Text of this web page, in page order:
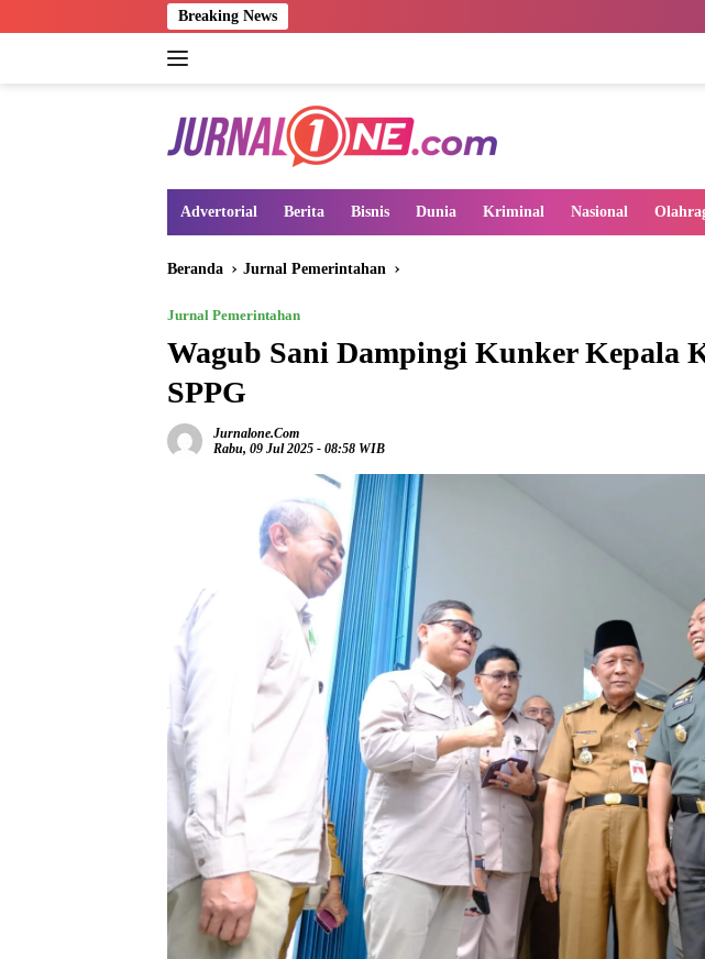
ke
Breaking News Karhutla di
Advertorial Berita Bisnis Dunia Kriminal Nasional
Beranda Jurnal Pemerintahan
Jurnal Pemerintahan
Wagub Sani Dampingi Kunker Kepala
SPPG
Jurnalone.com
Rabu, 09 Jul 2025 - 08:58 WIB